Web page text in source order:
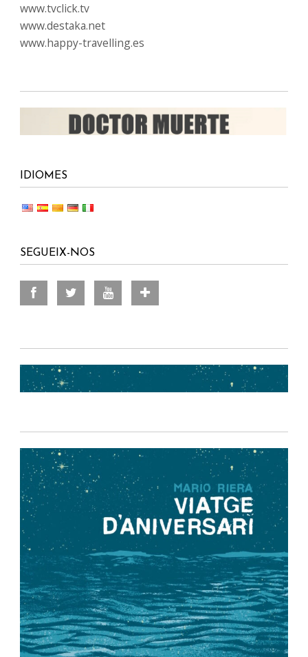
www.tvclick.tv
www.destaka.net
www.happy-travelling.es
IDIOMES
SEGUEIX-NOS